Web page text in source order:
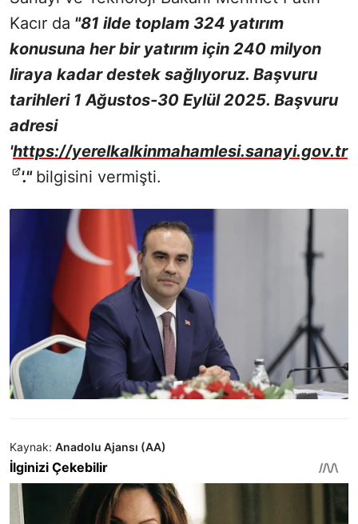
Kacır da "81 ilde toplam 324 yatırım
konusuna her bir yatırım için 240 milyon
liraya kadar destek sağlıyoruz. Başvuru
tarihleri 1 Ağustos-30 Eylül 2025. Başvuru
adresi
'https://yerelkalkinmahamlesi.sanayi.gov.tr
'." bilgisini vermişti.
Kaynak: Anadolu Ajansı (AA)